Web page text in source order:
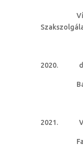
dr.